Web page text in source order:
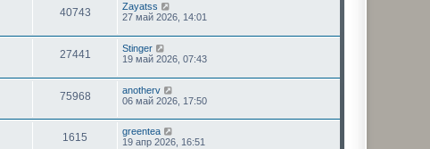
40743
Zayatss
27 май 2026, 14:01
27441
Stinger
19 май 2026, 07:43
75968
anotherv
06 май 2026, 17:50
1615
greentea
19 апр 2026, 16:51